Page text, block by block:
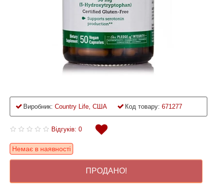
Виробник: Country Life, США Код товару: 671277
Відгуків: 0
Немає в наявності
ПРОДАНО!